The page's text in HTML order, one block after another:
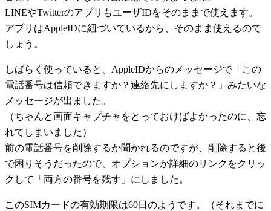
LINEやTwitterのアプリもユーザIDをそのままで使えます。
アプリはAppleIDに紐づいているから、そのまま使えるので
しょう。
しばらく使っていると、AppleIDからのメッセージで「この
電話番号は信頼できますか？連絡先にしますか？」みたいな
メッセージが出ました。
（ちゃんと画面キャプチャをとっておけばよかったのに、忘
れてしまいました）
前の電話番号を削除するか聞かれるのですが、削除すると後
で困りそうだったので、オプションか詳細のリンクをクリッ
クして「両方の番号を残す」にしました。
このSIMカードの有効期限は60日のようです。（それまでに